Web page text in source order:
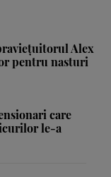
Alex
pentru nasturi
care
le-a